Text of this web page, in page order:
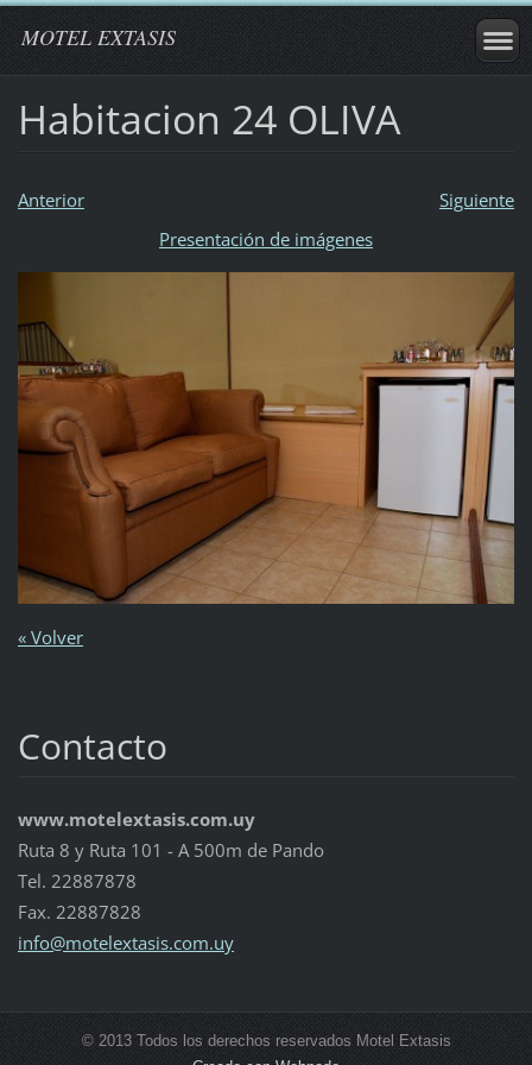
MOTEL EXTASIS
Habitacion 24 OLIVA
Anterior
Siguiente
Presentación de imágenes
« Volver
Contacto
www.motelextasis.com.uy
Ruta 8 y Ruta 101 - A 500m de Pando
Tel. 22887878
Fax. 22887828
info@motelextasis.com.uy
© 2013 Todos los derechos reservados Motel Extasis